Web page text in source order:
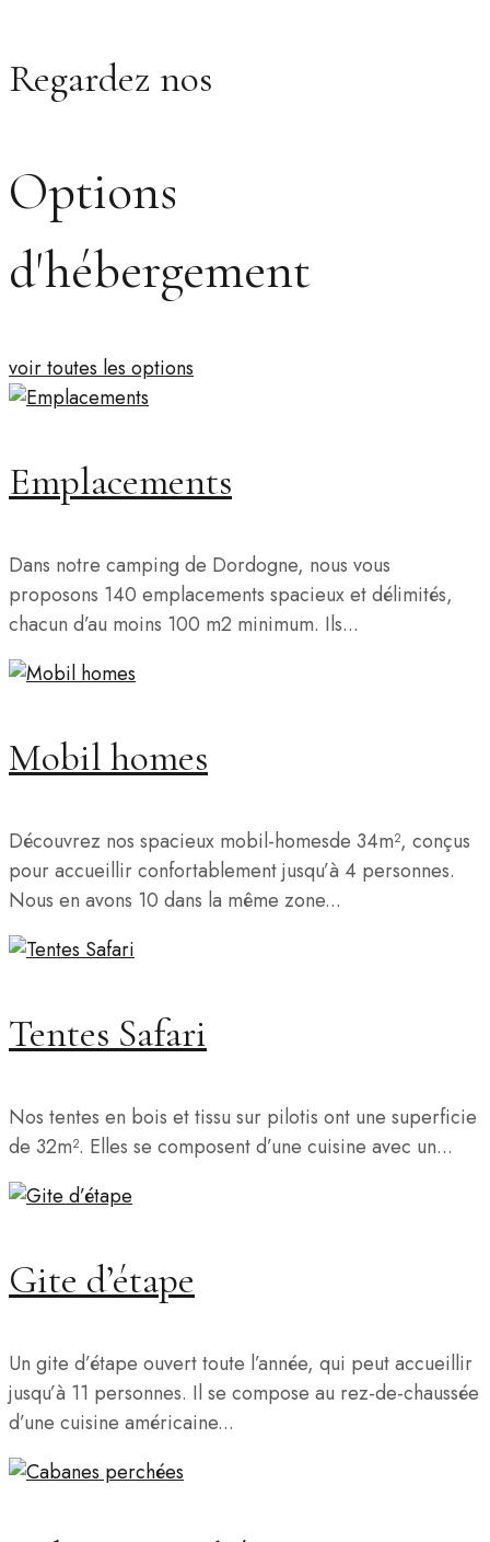
Regardez nos
Options
d'hébergement
voir toutes les options
Emplacements
Dans notre camping de Dordogne, nous vous
proposons 140 emplacements spacieux et délimités,
chacun d’au moins 100 m2 minimum. Ils...
Mobil homes
Découvrez nos spacieux mobil-homesde 34m², conçus
pour accueillir confortablement jusqu’à 4 personnes.
Nous en avons 10 dans la même zone...
Tentes Safari
Nos tentes en bois et tissu sur pilotis ont une superficie
de 32m². Elles se composent d’une cuisine avec un...
Gite d’étape
Un gite d’étape ouvert toute l’année, qui peut accueillir
jusqu’à 11 personnes. Il se compose au rez-de-chaussée
d’une cuisine américaine...